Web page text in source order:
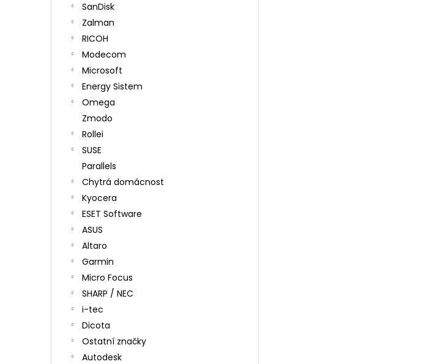
SanDisk
Zalman
RICOH
Modecom
Microsoft
Energy Sistem
Omega
Zmodo
Rollei
SUSE
Parallels
Chytrá domácnost
Kyocera
ESET Software
ASUS
Altaro
Garmin
Micro Focus
SHARP / NEC
i-tec
Dicota
Ostatní značky
Autodesk